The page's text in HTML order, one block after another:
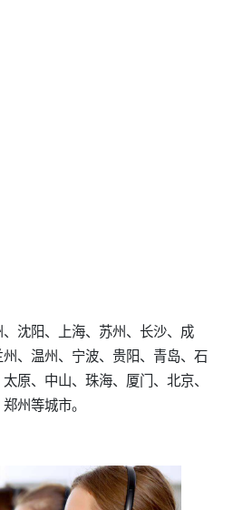
沈阳、上海、苏州、长沙、成
、温州、宁波、贵阳、青岛、石
原、中山、珠海、厦门、北京、
州等城市。